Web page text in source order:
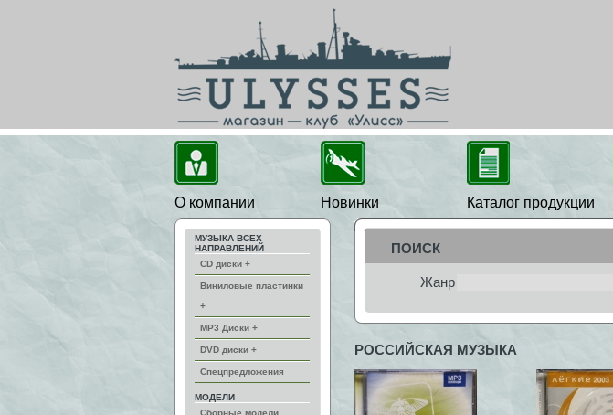
О компании Новинки Каталог продукции
МУЗЫКА ВСЕХ
НАПРАВЛЕНИЙ
CD диски +
Виниловые пластинки
+
MP3 Диски +
DVD диски +
Спецпредложения
МОДЕЛИ
Сборные модели
ПОИСК
Жанр
РОССИЙСКАЯ МУЗЫКА